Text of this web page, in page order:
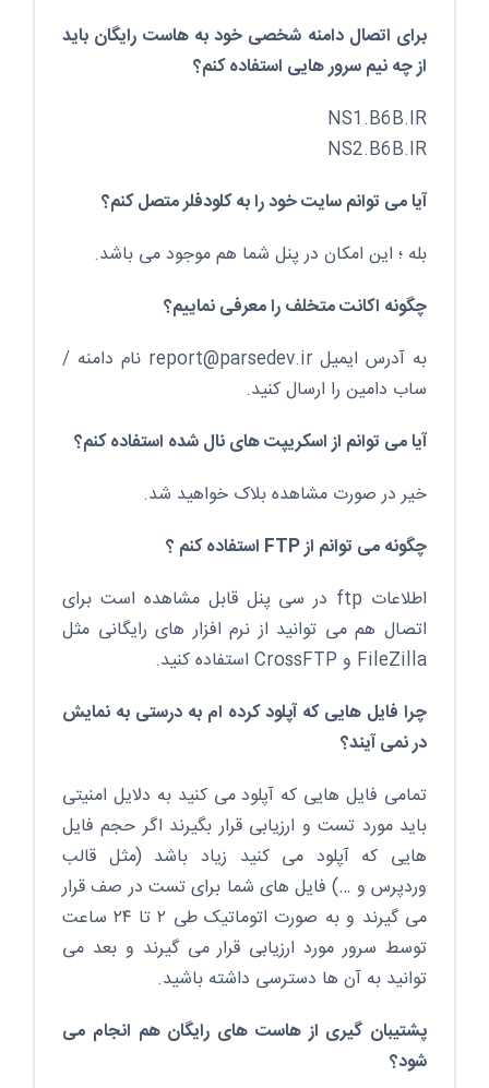
برای اتصال دامنه شخصی خود به هاست رایگان باید
از چه نیم سرور هایی استفاده کنم؟
NS1.B6B.IR
NS2.B6B.IR
آیا می توانم سایت خود را به کلودفلر متصل کنم؟
بله ؛ این امکان در پنل شما هم موجود می باشد.
چگونه اکانت متخلف را معرفی نماییم؟
به آدرس ایمیل report@parsedev.ir نام دامنه /
ساب دامین را ارسال کنید.
آیا می توانم از اسکریپت های نال شده استفاده کنم؟
خیر در صورت مشاهده بلاک خواهید شد.
چگونه می توانم از FTP استفاده کنم ؟
اطلاعات ftp در سی پنل قابل مشاهده است برای
اتصال هم می توانید از نرم افزار های رایگانی مثل
FileZilla و CrossFTP استفاده کنید.
چرا فایل هایی که آپلود کرده ام به درستی به نمایش
در نمی آیند؟
تمامی فایل هایی که آپلود می کنید به دلایل امنیتی
باید مورد تست و ارزیابی قرار بگیرند اگر حجم فایل
هایی که آپلود می کنید زیاد باشد (مثل قالب
وردپرس و …) فایل های شما برای تست در صف قرار
می گیرند و به صورت اتوماتیک طی ۲ تا ۲۴ ساعت
توسط سرور مورد ارزیابی قرار می گیرند و بعد می
توانید به آن ها دسترسی داشته باشید.
پشتیبان گیری از هاست های رایگان هم انجام می
شود؟